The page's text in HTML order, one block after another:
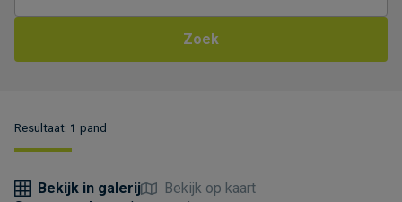
Zoek
Resultaat: 1 pand
Bekijk in galerij
Bekijk op kaart